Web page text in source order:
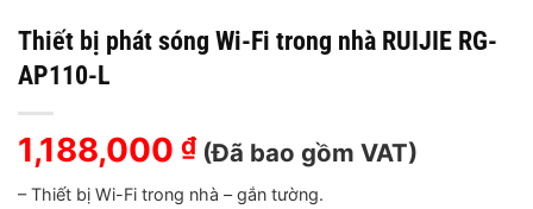
Thiết bị phát sóng Wi-Fi trong nhà RUIJIE RG-
AP110-L
1,188,000 ₫ (Đã bao gồm VAT)
– Thiết bị Wi-Fi trong nhà – gắn tường.